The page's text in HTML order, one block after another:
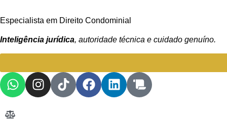
Especialista em Direito Condominial
Inteligência jurídica, autoridade técnica e cuidado genuíno.